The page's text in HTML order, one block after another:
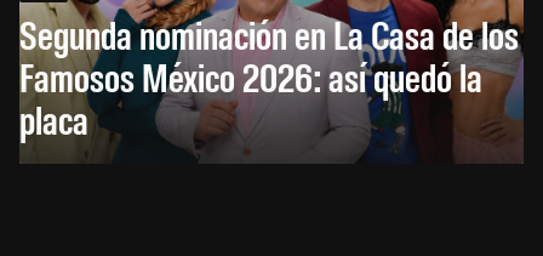
Segunda nominación en La Casa de los
Famosos México 2026: así quedó la
placa